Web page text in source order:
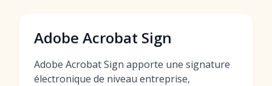
Adobe Acrobat Sign
Adobe Acrobat Sign apporte une signature
électronique de niveau entreprise,